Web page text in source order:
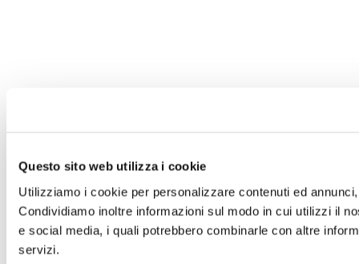
Questo sito web utilizza i cookie
Utilizziamo i cookie per personalizzare contenuti ed
Condividiamo inoltre informazioni sul modo in cui utilizzi il
e social media, i quali potrebbero combinarle con altre
servizi.